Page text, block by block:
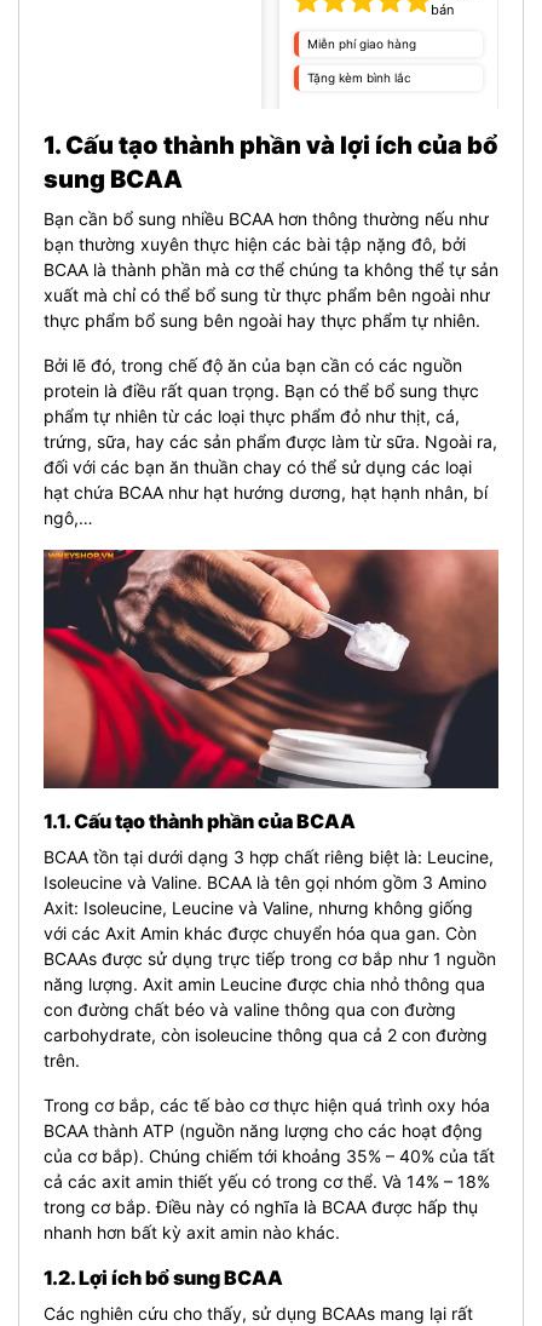
bán
Miễn phí giao hàng
Tặng kèm bình lắc
1. Cấu tạo thành phần và lợi ích của bổ
sung BCAA
Bạn cần bổ sung nhiều BCAA hơn thông thường nếu như
bạn thường xuyên thực hiện các bài tập nặng đô, bởi
BCAA là thành phần mà cơ thể chúng ta không thể tự sản
xuất mà chỉ có thể bổ sung từ thực phẩm bên ngoài như
thực phẩm bổ sung bên ngoài hay thực phẩm tự nhiên.
Bởi lẽ đó, trong chế độ ăn của bạn cần có các nguồn
protein là điều rất quan trọng. Bạn có thể bổ sung thực
phẩm tự nhiên từ các loại thực phẩm đỏ như thịt, cá,
trứng, sữa, hay các sản phẩm được làm từ sữa. Ngoài ra,
đối với các bạn ăn thuần chay có thể sử dụng các loại
hạt chứa BCAA như hạt hướng dương, hạt hạnh nhân, bí
ngô,…
1.1. Cấu tạo thành phần của BCAA
BCAA tồn tại dưới dạng 3 hợp chất riêng biệt là: Leucine,
Isoleucine và Valine. BCAA là tên gọi nhóm gồm 3 Amino
Axit: Isoleucine, Leucine và Valine, nhưng không giống
với các Axit Amin khác được chuyển hóa qua gan. Còn
BCAAs được sử dụng trực tiếp trong cơ bắp như 1 nguồn
năng lượng. Axit amin Leucine được chia nhỏ thông qua
con đường chất béo và valine thông qua con đường
carbohydrate, còn isoleucine thông qua cả 2 con đường
trên.
Trong cơ bắp, các tế bào cơ thực hiện quá trình oxy hóa
BCAA thành ATP (nguồn năng lượng cho các hoạt động
của cơ bắp). Chúng chiếm tới khoảng 35% – 40% của tất
cả các axit amin thiết yếu có trong cơ thể. Và 14% – 18%
trong cơ bắp. Điều này có nghĩa là BCAA được hấp thụ
nhanh hơn bất kỳ axit amin nào khác.
1.2. Lợi ích bổ sung BCAA
Các nghiên cứu cho thấy, sử dụng BCAAs mang lại rất